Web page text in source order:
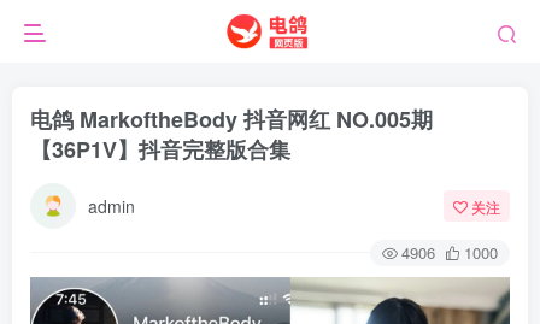
电鸽 MarkoftheBody 抖音网红 NO.005期
【36P1V】抖音完整版合集
admin 关注
4906 1000